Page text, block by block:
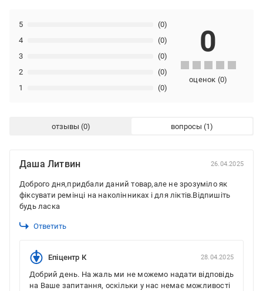
1 (0)
2 (0)
3 (0)
4 (0)
5 (0)
0
оценок (0)
отзывы вопросы
Даша Литвин 26.04.2025
Доброго дня,придбали даний товар,але не зрозуміло як
фіксувати ремінці на наколінниках і для ліктів.Відпишіть
будь ласка
Ответить
Епіцентр К 28.04.2025
Добрий день. На жаль ми не можемо надати відповідь
на Ваше запитання, оскільки у нас немає можливості